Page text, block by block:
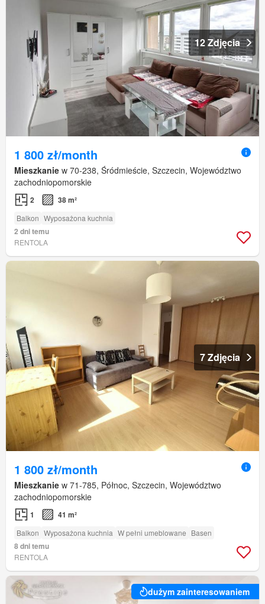
12 Zdjęcia
1 800 zł/month
Mieszkanie w 70-238, Śródmieście, Szczecin, Województwo
zachodniopomorskie
2 38 m²
Balkon Wyposażona kuchnia
2 dni temu
RENTOLA
7 Zdjęcia
1 800 zł/month
Mieszkanie w 71-785, Północ, Szczecin, Województwo
zachodniopomorskie
1 41 m²
Balkon Wyposażona kuchnia W pełni umeblowane Basen
8 dni temu
RENTOLA
dużym zainteresowaniem